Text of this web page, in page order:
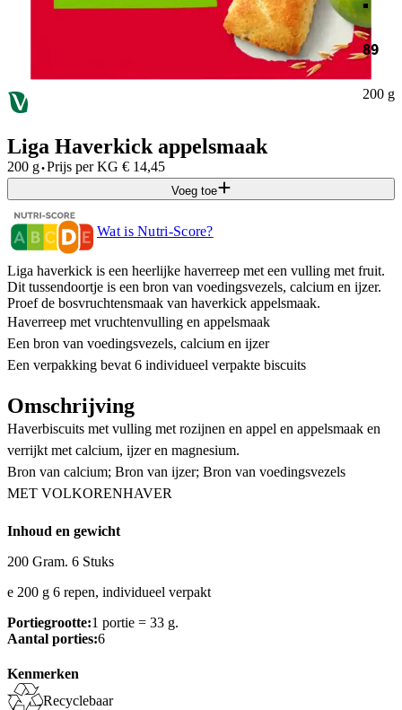
89
200 g
Liga Haverkick appelsmaak
200 g·Prijs per KG € 14,45
Voeg toe
Wat is Nutri-Score?
Liga haverkick is een heerlijke haverreep met een vulling met fruit.
Dit tussendoortje is een bron van voedingsvezels, calcium en ijzer.
Proef de bosvruchtensmaak van haverkick appelsmaak.
Haverreep met vruchtenvulling en appelsmaak
Een bron van voedingsvezels, calcium en ijzer
Een verpakking bevat 6 individueel verpakte biscuits
Omschrijving
Haverbiscuits met vulling met rozijnen en appel en appelsmaak en
verrijkt met calcium, ijzer en magnesium.
Bron van calcium; Bron van ijzer; Bron van voedingsvezels
MET VOLKORENHAVER
Inhoud en gewicht
200 Gram. 6 Stuks
e 200 g 6 repen, individueel verpakt
Portiegrootte:1 portie = 33 g.
Aantal porties:6
Kenmerken
Recyclebaar